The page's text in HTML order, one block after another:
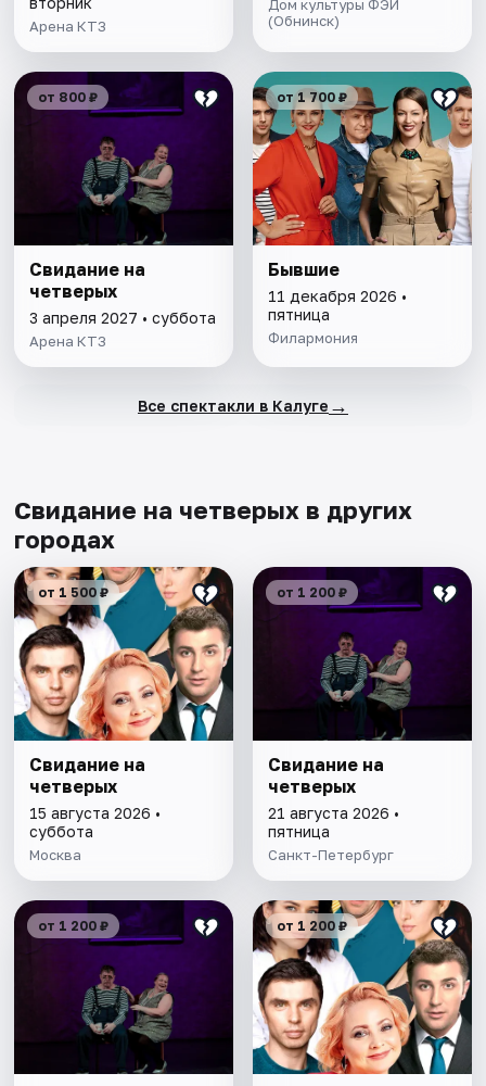
Арена КТЗ
Дом культуры ФЭИ
(Обнинск)
от 800 ₽
Свидание на
четверых
3 апреля 2027 • суббота
Арена КТЗ
от 1 700 ₽
Бывшие
11 декабря 2026 •
пятница
Филармония
Все спектакли в Калуге →
Свидание на четверых в других
городах
от 1 500 ₽
Свидание на
четверых
15 августа 2026 •
суббота
Москва
от 1 200 ₽
Свидание на
четверых
21 августа 2026 •
пятница
Санкт-Петербург
от 1 200 ₽ от 1 200 ₽